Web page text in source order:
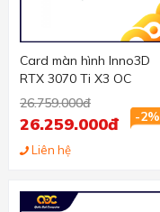
Card màn hình Inno3D
RTX 3070 Ti X3 OC
26.759.000đ
-2%
26.259.000đ
Liên hệ